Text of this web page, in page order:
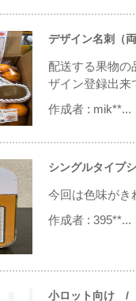
デザイン名刺（
配送する果物の
ザイン登録出来
作成者 : mik**...
シングルタイプ
今回は色味がき
作成者 : 395**...
小ロット向け /